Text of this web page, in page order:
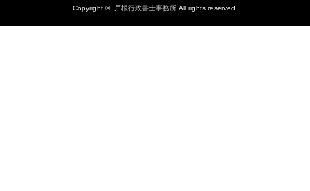
Copyright © 戸根行政書士事務所 All rights reserved.